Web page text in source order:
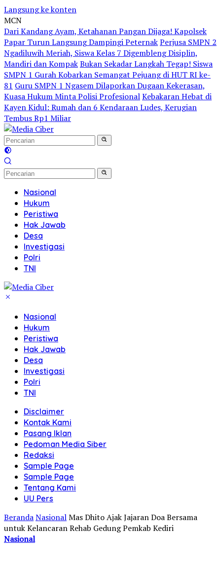
Langsung ke konten
MCN
Dari Kandang Ayam, Ketahanan Pangan Dijaga! Kapolsek
Papar Turun Langsung Dampingi PeternakPerjusa SMPN 2
Ngadiluwih Meriah, Siswa Kelas 7 Digembleng Disiplin,
Mandiri dan KompakBukan Sekadar Langkah Tegap! Siswa
SMPN 1 Gurah Kobarkan Semangat Pejuang di HUT RI ke-
81 Guru SMPN 1 Ngasem Dilaporkan Dugaan Kekerasan,
Kuasa Hukum Minta Polisi ProfesionalKebakaran Hebat di
Kayen Kidul: Rumah dan 6 Kendaraan Ludes, Kerugian
Tembus Rp1 Miliar
Nasional
Hukum
Peristiwa
Hak Jawab
Desa
Investigasi
Polri
TNI
Nasional
Hukum
Peristiwa
Hak Jawab
Desa
Investigasi
Polri
TNI
Disclaimer
Kontak Kami
Pasang Iklan
Pedoman Media Siber
Redaksi
Sample Page
Sample Page
Tentang Kami
UU Pers
BerandaNasionalMas Dhito Ajak Jajaran Doa Bersama
untuk Kelancaran Rehab Gedung Pemkab Kediri
Nasional